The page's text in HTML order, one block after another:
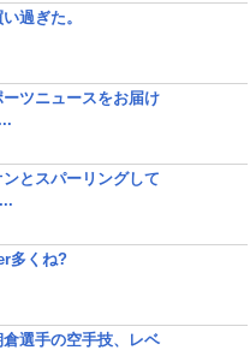
過ぎた。
ツニュースをお届け
とスパーリングして
多くね?
倉選手の空手技、レベ